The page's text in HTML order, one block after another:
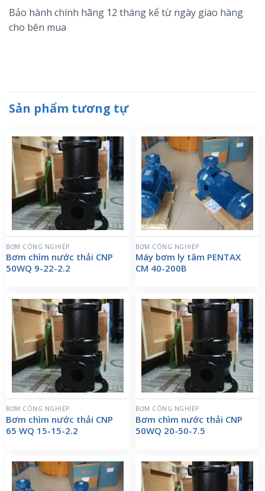
Bảo hành chính hãng 12 tháng kể từ ngày giao hàng
cho bên mua
Sản phẩm tương tự
BƠM CÔNG NGHIỆP
Bơm chìm nước thải CNP
50WQ 9-22-2.2
BƠM CÔNG NGHIỆP
Máy bơm ly tâm PENTAX
CM 40-200B
BƠM CÔNG NGHIỆP
Bơm chìm nước thải CNP
65 WQ 15-15-2.2
BƠM CÔNG NGHIỆP
Bơm chìm nước thải CNP
50WQ 20-50-7.5